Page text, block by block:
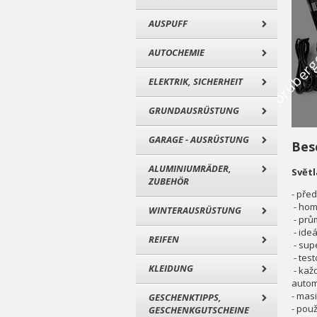
AUSPUFF
AUTOCHEMIE
ELEKTRIK, SICHERHEIT
GRUNDAUSRÜSTUNG
GARAGE - AUSRÜSTUNG
ALUMINIUMRÄDER,
ZUBEHÖR
WINTERAUSRÜSTUNG
REIFEN
KLEIDUNG
GESCHENKTIPPS,
GESCHENKGUTSCHEINE
-
-
-
-
-
-
-
-
-